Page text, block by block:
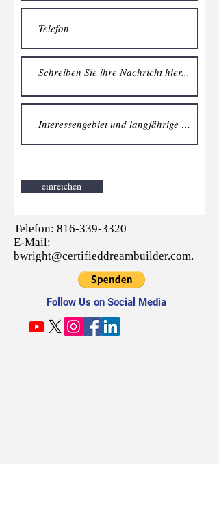
einreichen
Telefon: 816-339-3320
E-Mail:
bwright@certifieddreambuilder.com.
Follow Us on Social Media